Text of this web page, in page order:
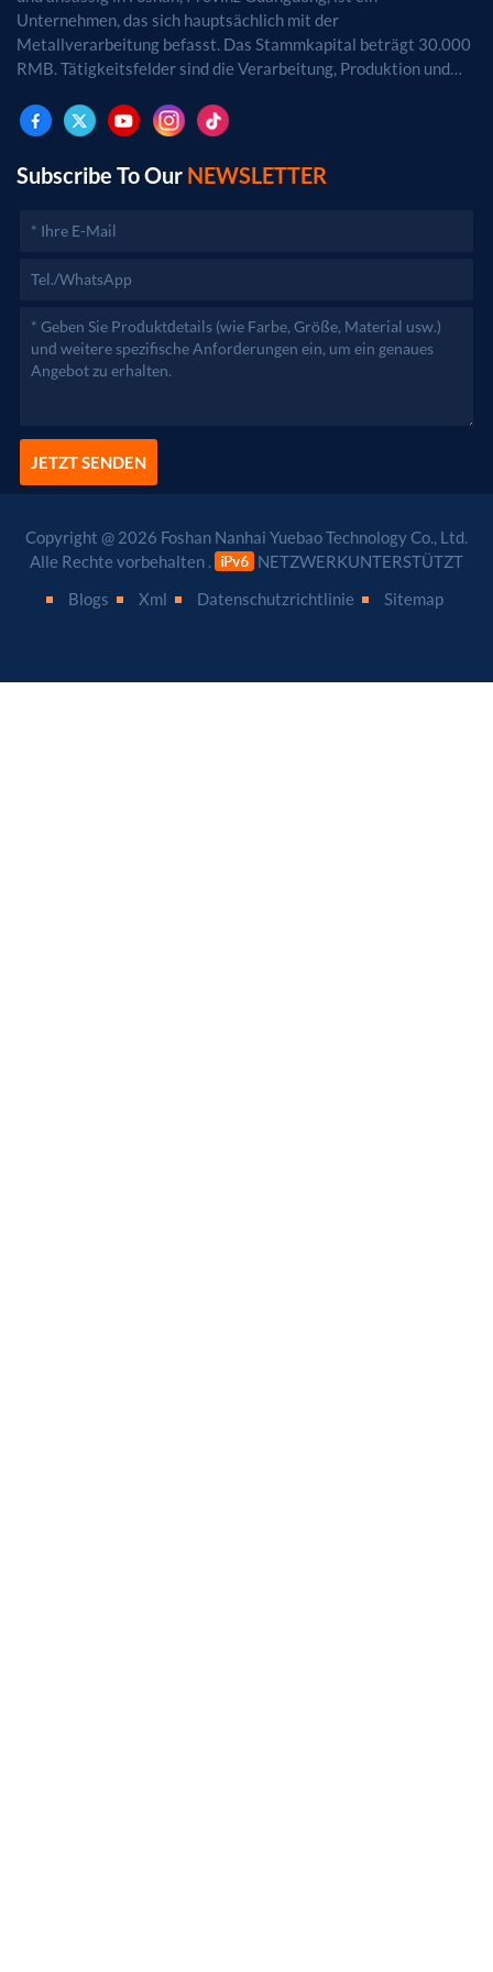
Unternehmen, das sich hauptsächlich mit der
Metallverarbeitung befasst. Das Stammkapital beträgt 30.000
RMB. Tätigkeitsfelder sind die Verarbeitung, Produktion und
genehmigungspflichtigen Projekten dürfen die
Geschäftstätigkeiten erst nach Genehmigung durch die
zuständigen Behörden aufgenommen werden.)
Subscribe To Our NEWSLETTER
JETZT SENDEN
Copyright @ 2026 Foshan Nanhai Yuebao Technology Co., Ltd.
Alle Rechte vorbehalten .
NETZWERKUNTERSTÜTZT
Blogs
Xml Datenschutzrichtlinie Sitemap